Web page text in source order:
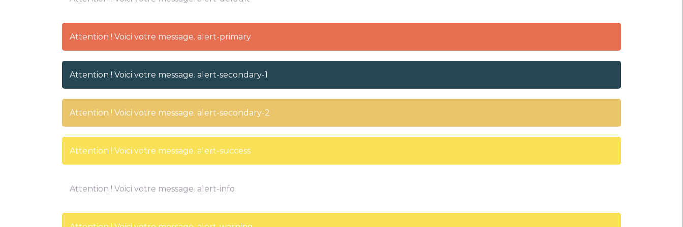
Attention ! Voici votre message. alert-primary
Attention ! Voici votre message. alert-secondary-1
Attention ! Voici votre message. alert-secondary-2
Attention ! Voici votre message. alert-success
Attention ! Voici votre message. alert-info